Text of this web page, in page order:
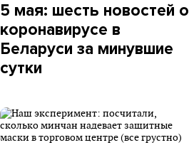
5 мая: шесть новостей о
коронавирусе в
Беларуси за минувшие
сутки